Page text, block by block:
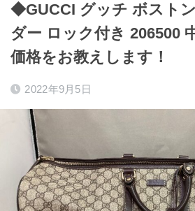
◆GUCCI グッチ ボスト
ダー ロック付き 206500
価格をお教えします！
2022年9月5日